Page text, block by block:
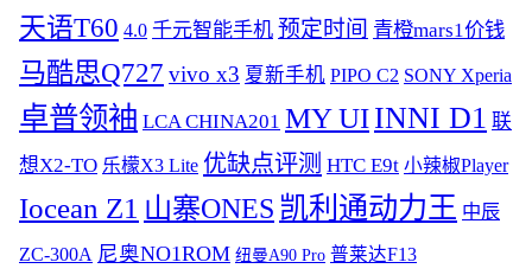
天语T60 4.0 千元智能手机 预定时间 青橙mars1价钱
马酷思Q727 vivo x3 夏新手机 PIPO C2 SONY Xperia
卓普领袖 LCA CHINA201 MY UIINNI D1 联
想X2-TO 乐檬X3 Lite 优缺点评测 HTC E9t 小辣椒Player
Iocean Z1 山寨ONES 凯利通动力王 中辰
ZC-300A 尼奥NO1ROM 纽曼A90 Pro 普莱达F13